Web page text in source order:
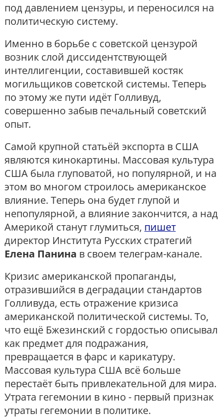
под давлением цензуры, и переносился на
политическую систему.
Именно в борьбе с советской цензурой
возник слой диссидентствующей
интеллигенции, составившей костяк
могильщиков советской системы. Теперь
по этому же пути идёт Голливуд,
совершенно забыв печальный советский
опыт.
Самой крупной статьёй экспорта в США
являются кинокартины. Массовая культура
США была глуповатой, но популярной, и на
этом во многом строилось американское
влияние. Теперь она будет глупой и
непопулярной, а влияние закончится, а над
Америкой станут глумиться, пишет
директор Института Русских стратегий
Елена Панина в своем телеграм-канале.
Кризис американской пропаганды,
отразившийся в деградации стандартов
Голливуда, есть отражение кризиса
американской политической системы. То,
что ещё Бжезинский с гордостью описывал
как предмет для подражания,
превращается в фарс и карикатуру.
Массовая культура США всё больше
перестаёт быть привлекательной для мира.
Утрата гегемонии в кино - первый признак
утраты гегемонии в политике.